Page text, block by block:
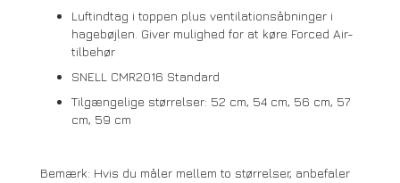
Luftindtag i toppen plus ventilationsåbninger i
hagebøjlen. Giver mulighed for at køre Forced Air-
tilbehør
SNELL CMR2016 Standard
Tilgængelige størrelser: 52 cm, 54 cm, 56 cm, 57
cm, 59 cm
Bemærk: Hvis du måler mellem to størrelser, anbefaler